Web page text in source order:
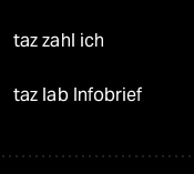
taz zahl ich
taz lab Infobrief